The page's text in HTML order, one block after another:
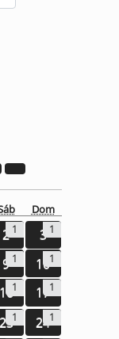
Dom
2 1 3 1
9 1 101
161 171
231 241